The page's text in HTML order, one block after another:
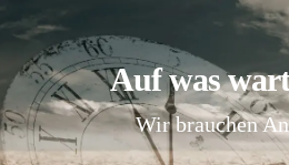
Auf was
Wir brauchen